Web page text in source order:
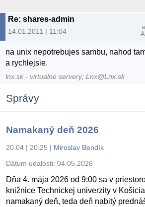
Re: shares-admin
14.01.2011 | 11:04
na unix nepotrebujes sambu, nahod
a rychlejsie.
lnx.sk - virtualne servery; Lnx@Lnx.sk
Správy
Namakaný deň 2026
20.04 | 20:25 | Miroslav Bendík
Dátum udalosti: 04.05.2026
Dňa 4. mája 2026 od 9:00 sa v
knižnice Technickej univerzity v
namakaný deň, teda deň nabitý